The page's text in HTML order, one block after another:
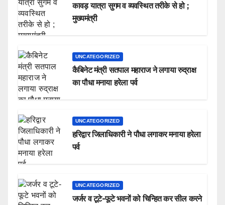
कावड़ यात्रा सुगम व व्यवस्थित तरीके से हो ;
मुख्यमंत्री
UNCATEGORIZED
कैबिनेट मंत्री सतपाल महाराज ने लगाया रुद्राक्ष
का पौधा मनाया हरेला पर्व
UNCATEGORIZED
हरिद्वार जिलाधिकारी ने पौधा लगाकर मनाया हरेला
पर्व
UNCATEGORIZED
जर्जर व टूटे-फूटे भवनों को चिन्हित कर सील करने